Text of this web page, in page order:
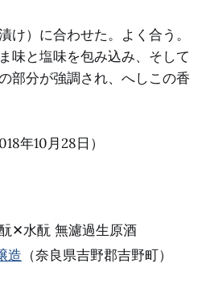
け）に合わせた。よく合う。
味と塩味を包み込み、そして
部分が強調され、へしこの香
年10月28日）
✕水酛 無濾過生原酒
造 （奈良県吉野郡吉野町）